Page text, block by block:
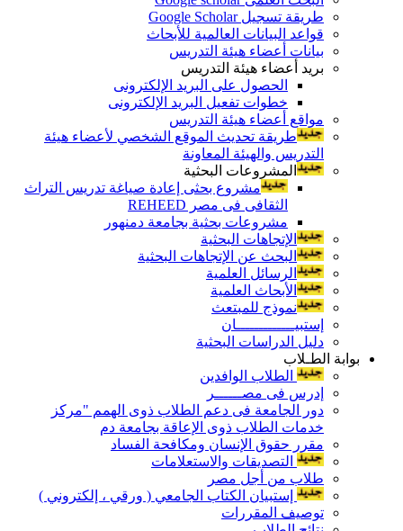
طريقة تسجيل Google Scholar
قواعد البيانات العالمية للأبحاث
بيانات أعضاء هيئة التدريس
بريد أعضاء هيئة التدريس
الحصول على البريد الإلكترونى
خطوات تفعيل البريد الإلكترونى
مواقع أعضاء هيئة التدريس
طريقة تحديث الموقع الشخصي لأعضاء هيئة
التدريس والهيئة المعاونة
المشروعات البحثية
مشروع بحثى إعادة صياغة تدريس التراث
الثقافى فى مصر REHEED
مشروعات بحثية بجامعة دمنهور
الإتجاهات البحثية
البحث عن الإتجاهات البحثية
الرسائل العلمية
الأبحاث العلمية
نموذج للمبتعث
إستبيـــــــــــــان
دليل الدراسات البحثية
بوابة الطـلاب
الطلاب الوافدين
إدرس فى مصــــــر
دور الجامعة فى دعم الطلاب ذوى الهمم "مركز
خدمات الطلاب ذوى الإعاقة بجامعة دم
مقرر حقوق الإنسان ومكافحة الفساد
التصديقات والاستعلامات
طلاب من أجل مصر
إستبيان الكتاب الجامعي ( ورقي ، إلكتروني )
توصيف المقررات